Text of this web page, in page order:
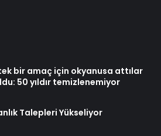
bir amaç için okyanusa attılar
50 yıldır temizlenemiyor
Talepleri Yükseliyor